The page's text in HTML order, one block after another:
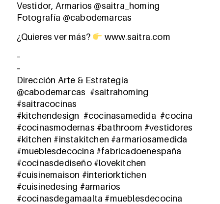
Vestidor, Armarios @saitra_homing
Fotografía @cabodemarcas
¿Quieres ver más?
www.saitra.com
–
–
Dirección Arte & Estrategia
@cabodemarcas #saitrahoming
#saitracocinas
#kitchendesign #cocinasamedida #cocina
#cocinasmodernas #bathroom #vestidores
#kitchen #instakitchen #armariosamedida
#mueblesdecocina #fabricadoenespaña
#cocinasdediseño #lovekitchen
#cuisinemaison #interiorktichen
#cuisinedesing #armarios
#cocinasdegamaalta #mueblesdecocina